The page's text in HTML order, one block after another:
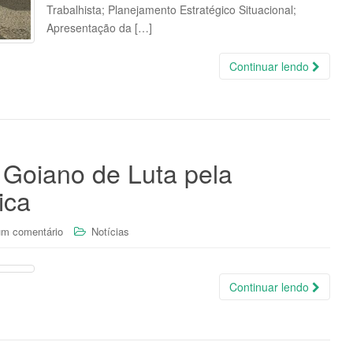
Trabalhista; Planejamento Estratégico Situacional;
Apresentação da […]
Continuar lendo
de Luta pela
comentário Notícias
Continuar lendo